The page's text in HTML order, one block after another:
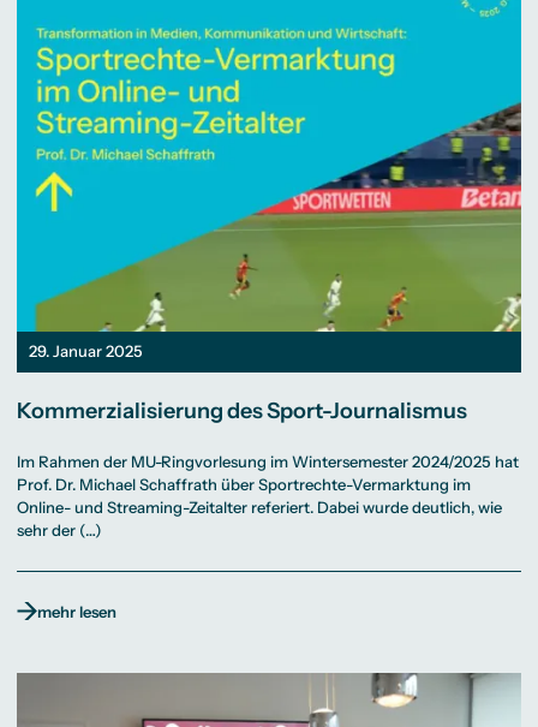
29. Januar 2025
Kommerzialisierung des Sport-Journalismus
Im Rahmen der MU-Ringvorlesung im Wintersemester 2024/2025 hat
Prof. Dr. Michael Schaffrath über Sportrechte-Vermarktung im
Online- und Streaming-Zeitalter referiert. Dabei wurde deutlich, wie
sehr der (…)
mehr lesen